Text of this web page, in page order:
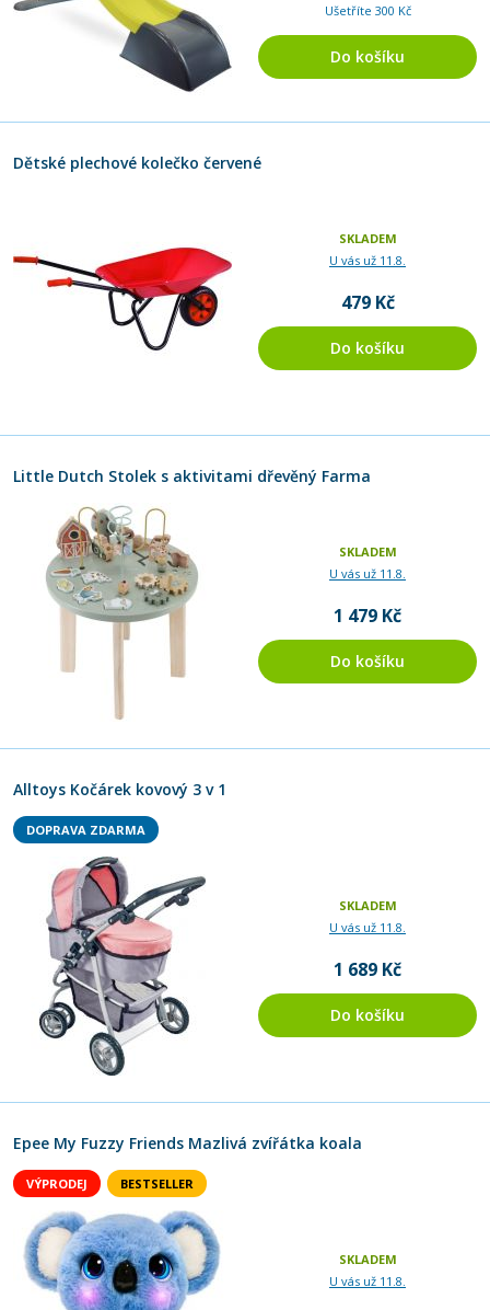
Ušetříte 300 Kč
Do košíku
Dětské plechové kolečko červené
SKLADEM
U vás už 11.8.
479 Kč
Do košíku
Little Dutch Stolek s aktivitami dřevěný Farma
SKLADEM
U vás už 11.8.
1 479 Kč
Do košíku
Alltoys Kočárek kovový 3 v 1
DOPRAVA ZDARMA
SKLADEM
U vás už 11.8.
1 689 Kč
Do košíku
Epee My Fuzzy Friends Mazlivá zvířátka koala
VÝPRODEJ BESTSELLER
SKLADEM
U vás už 11.8.